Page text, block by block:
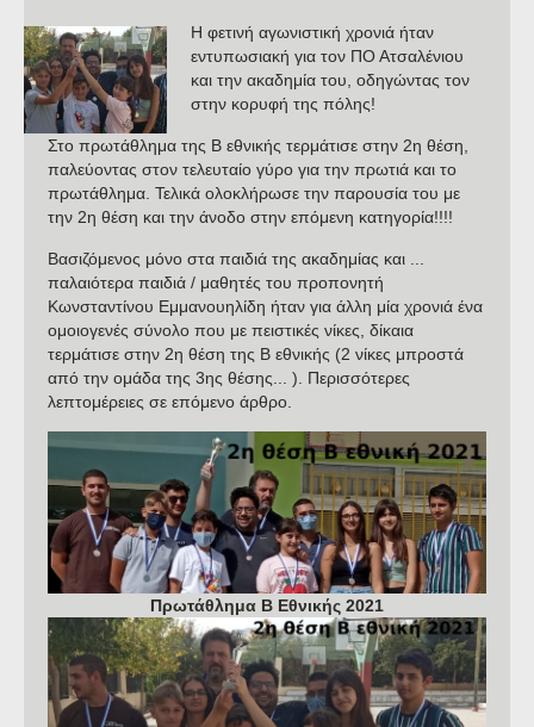
Η φετινή αγωνιστική χρονιά ήταν
εντυπωσιακή για τον ΠΟ Ατσαλένιου
και την ακαδημία του, οδηγώντας τον
στην κορυφή της πόλης!
Στο πρωτάθλημα της Β εθνικής τερμάτισε στην 2η θέση,
παλεύοντας στον τελευταίο γύρο για την πρωτιά και το
πρωτάθλημα. Τελικά ολοκλήρωσε την παρουσία του με
την 2η θέση και την άνοδο στην επόμενη κατηγορία!!!!
Βασιζόμενος μόνο στα παιδιά της ακαδημίας και ...
παλαιότερα παιδιά / μαθητές του προπονητή
Κωνσταντίνου Εμμανουηλίδη ήταν για άλλη μία χρονιά ένα
ομοιογενές σύνολο που με πειστικές νίκες, δίκαια
τερμάτισε στην 2η θέση της Β εθνικής (2 νίκες μπροστά
από την ομάδα της 3ης θέσης... ). Περισσότερες
λεπτομέρειες σε επόμενο άρθρο.
Πρωτάθλημα Β Εθνικής 2021